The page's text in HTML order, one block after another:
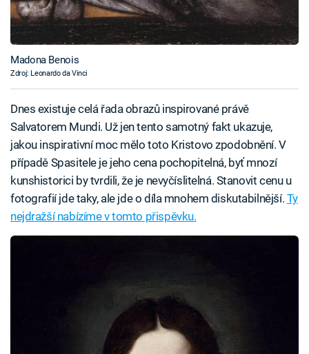
Madona Benois
Zdroj: Leonardo da Vinci
Dnes existuje celá řada obrazů inspirované právě
Salvatorem Mundi. Už jen tento samotný fakt ukazuje,
jakou inspirativní moc mělo toto Kristovo zpodobnění. V
případě Spasitele je jeho cena pochopitelná, byť mnozí
kunshistorici by tvrdili, že je nevyčíslitelná. Stanovit cenu u
fotografií jde taky, ale jde o díla mnohem diskutabilnější. Ty
nejdražší nabízíme v tomto přispěvku.